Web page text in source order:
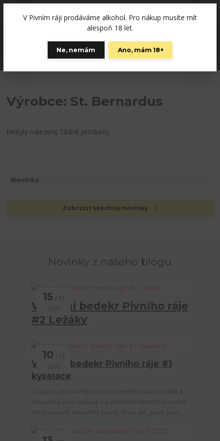
V Pivním ráji prodáváme alkohol. Pro nákup musíte mít
alespoň 18 let.
Ne, nemám Ano, mám 18+
Novinky
Zobrazit všechny novinky
Výrobce: St. Bernardus
Nebyly nalezeny žádné produkty.
Novinky z našeho blogu
15 12
Vánoční bedekr Pivního ráje
#2 Ležáky
10 12
Vánoční bedekr Pivního ráje #1
kyseláče